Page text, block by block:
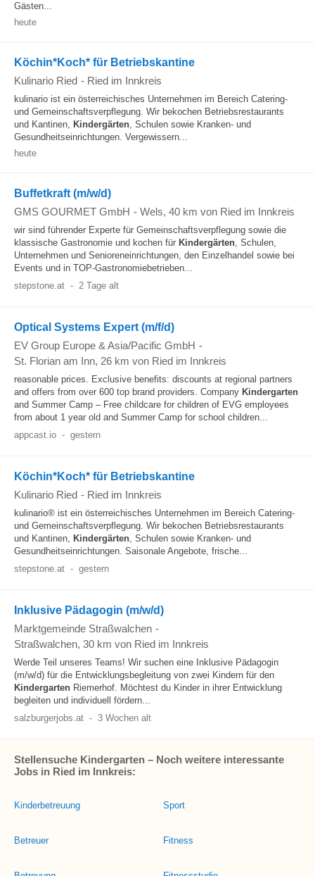
Gästen...
heute
Köchin*Koch* für Betriebskantine
Kulinario Ried - Ried im Innkreis
kulinario ist ein österreichisches Unternehmen im Bereich Catering-
und Gemeinschaftsverpflegung. Wir bekochen Betriebsrestaurants
und Kantinen, Kindergärten, Schulen sowie Kranken- und
Gesundheitseinrichtungen. Vergewissern...
heute
Buffetkraft (m/w/d)
GMS GOURMET GmbH - Wels, 40 km von Ried im Innkreis
wir sind führender Experte für Gemeinschaftsverpflegung sowie die
klassische Gastronomie und kochen für Kindergärten, Schulen,
Unternehmen und Senioreneinrichtungen, den Einzelhandel sowie bei
Events und in TOP-Gastronomiebetrieben...
stepstone.at - 2 Tage alt
Optical Systems Expert (m/f/d)
EV Group Europe & Asia/Pacific GmbH -
St. Florian am Inn, 26 km von Ried im Innkreis
reasonable prices. Exclusive benefits: discounts at regional partners
and offers from over 600 top brand providers. Company Kindergarten
and Summer Camp – Free childcare for children of EVG employees
from about 1 year old and Summer Camp for school children...
appcast.io - gestern
Köchin*Koch* für Betriebskantine
Kulinario Ried - Ried im Innkreis
kulinario® ist ein österreichisches Unternehmen im Bereich Catering-
und Gemeinschaftsverpflegung. Wir bekochen Betriebsrestaurants
und Kantinen, Kindergärten, Schulen sowie Kranken- und
Gesundheitseinrichtungen. Saisonale Angebote, frische...
stepstone.at - gestern
Inklusive Pädagogin (m/w/d)
Marktgemeinde Straßwalchen -
Straßwalchen, 30 km von Ried im Innkreis
Werde Teil unseres Teams! Wir suchen eine Inklusive Pädagogin
(m/w/d) für die Entwicklungsbegleitung von zwei Kindern für den
Kindergarten Riemerhof. Möchtest du Kinder in ihrer Entwicklung
begleiten und individuell fördern...
salzburgerjobs.at - 3 Wochen alt
Stellensuche Kindergarten – Noch weitere interessante
Jobs in Ried im Innkreis:
Kinderbetreuung
Betreuer
Sport
Fitness